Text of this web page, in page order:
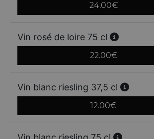
24.00€
Vin rosé de loire 75 cl
22.00€
Vin blanc riesling 37,5 cl
12.00€